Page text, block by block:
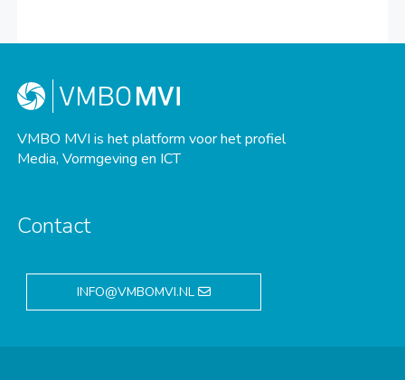
VMBO MVI is het platform voor het profiel
Media, Vormgeving en ICT
Contact
INFO@VMBOMVI.NL